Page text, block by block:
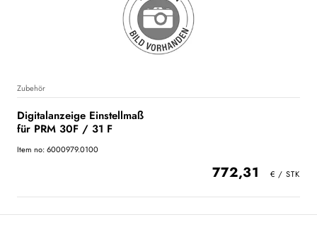
Zubehör
Digitalanzeige Einstellmaß
für PRM 30F / 31 F
Item no: 6000979.0100
772,31